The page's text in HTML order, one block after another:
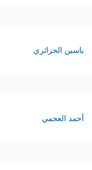
ياسين الجزائري
أحمد العجمي